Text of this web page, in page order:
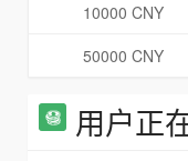
10000 CNY
50000 CNY
用户正